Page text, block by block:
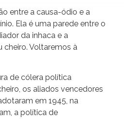
entre a causa-ódio e a
Ela é uma parede entre o
da inhaca e a
cheiro. Voltaremos à
de cólera política
os aliados vencedores
em 1945, na
a política de